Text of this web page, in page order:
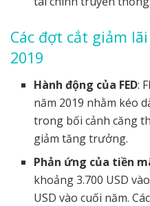
Các đợt cắt giảm
2019
Hành động của FED:
năm 2019 nhằm kéo
trong bối cảnh căng
giảm tăng trưởng.
Phản ứng của tiền
khoảng 3.700 USD
USD vào cuối năm.